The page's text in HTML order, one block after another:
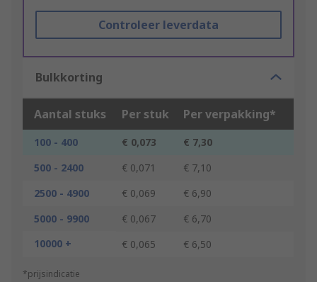
Controleer leverdata
Bulkkorting
Aantal stuks Per stuk Per verpakking*
100 - 400 € 0,073
€ 7,30
500 - 2400
€ 0,071
€ 7,10
2500 - 4900
€ 0,069
€ 6,90
5000 - 9900
€ 0,067
€ 6,70
10000 +
€ 0,065 € 6,50
*prijsindicatie